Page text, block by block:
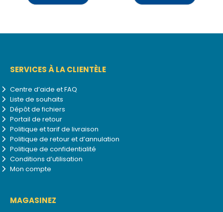
SERVICES À LA CLIENTÈLE
Centre d’aide et FAQ
Liste de souhaits
Dépôt de fichiers
Portail de retour
Politique et tarif de livraison
Politique de retour et d’annulation
Politique de confidentialité
Conditions d’utilisation
Mon compte
MAGASINEZ